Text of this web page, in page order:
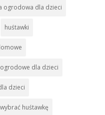
ogrodowa dla dzieci
huśtawki
dla dzieci
dzieci
huśtawkę